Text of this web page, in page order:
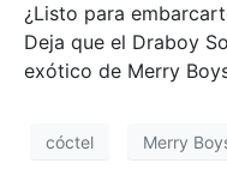
¿Listo para
Deja que el Draboy
exótico de Merry
cóctel Merry